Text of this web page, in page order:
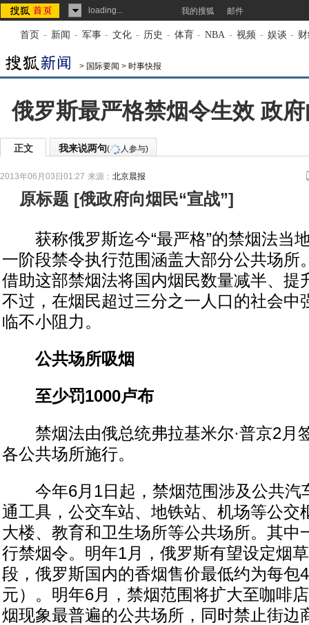
loading... 我的搜狐 邮件
首页 - 新闻 - 军事 - 文化 - 历史 - 体育 - NBA - 视频 - 娱谈 -
> 国际要闻 > 时事快报
俄罗斯最严格禁烟令生效 政
正文 我来说两句( 人参与)
2013年06月03日01:27 来源： 北京晨报
原标题 [俄政府向烟民“宣战”]
获称俄罗斯迄今“最严格”的禁烟法当
一阶段禁令执行范围涵盖大部分公共场所
借助这部禁烟法将国内烟民数量减半、提
不过，在烟民超过三分之一人口的社会中
临不小阻力。
公共场所吸烟
至少罚1000卢布
禁烟法由俄总统弗拉基米尔·普京2月
各公共场所施行。
今年6月1日起，禁烟范围涉及公共汽
通工具，公交车站、地铁站、机场等公交
大楼、教育和卫生场所等公共场所。其中
行禁烟令。明年1月，俄罗斯有望设定烟
段，俄罗斯国内的香烟售价最低约为每包
元）。明年6月，禁烟范围将扩大至咖啡
烟现象最普遍的公共场所，同时禁止街边